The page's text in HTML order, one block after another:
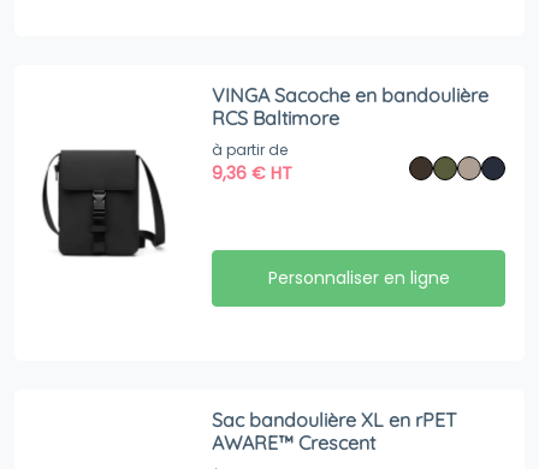
VINGA Sacoche en bandoulière
RCS Baltimore
à partir de
9,36€ HT
Personnaliser en ligne
Sac bandoulière XL en rPET
AWARE™ Crescent